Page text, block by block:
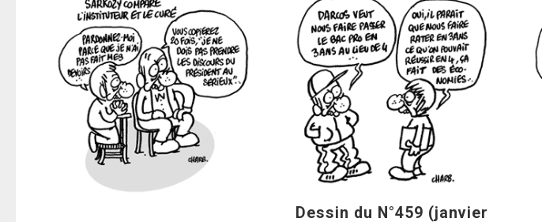
Dessin du N°459 (janvier